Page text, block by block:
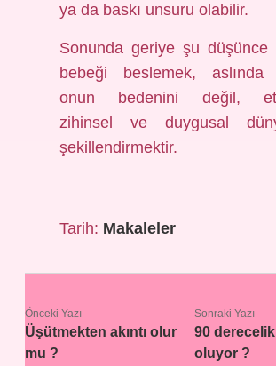
ya da baskı unsuru olabilir.
Sonunda geriye şu düşünce
bebeği beslemek, aslında
onun bedenini değil,
zihinsel ve duygusal
şekillendirmektir.
Tarih: Makaleler
Önceki Yazı
Üşütmekten akıntı olur
mu ?
Sonraki Yazı
90 derecelik
oluyor ?